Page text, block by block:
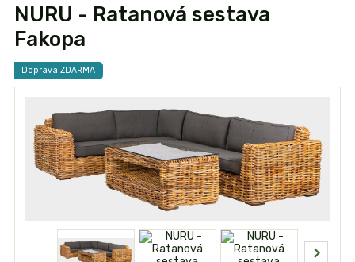
NURU - Ratanová sestava
Fakopa
Doprava ZDARMA